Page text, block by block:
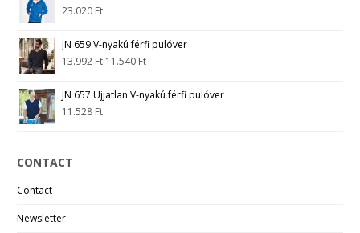
23.020 Ft
JN 659 V-nyakú férfi pulóver
13.992Ft 11.540 Ft
JN 657 Ujjatlan V-nyakú férfi pulóver
11.528 Ft
CONTACT
Contact
Newsletter